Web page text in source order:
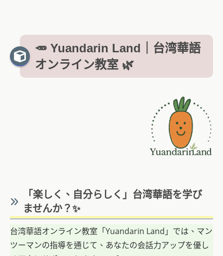
🥕 Yuandarin Land｜台湾華語
オンライン教室 🌿
「楽しく、自分らしく」台湾華語を学び
ませんか？✨
台湾華語オンライン教室「Yuandarin Land」では、マン
ツーマンの指導を通じて、あなたの会話力アップを優し